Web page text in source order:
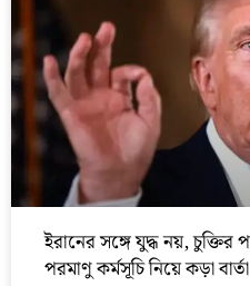
ইরানের সঙ্গে যুদ্ধ নয়, চুক্তির
পরমাণু কর্মসূচি নিয়ে কড়া বার্তা